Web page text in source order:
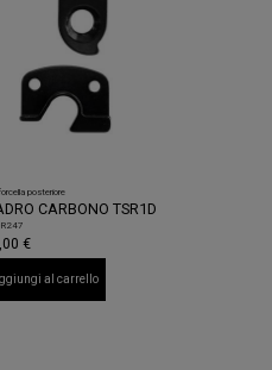
posteriore
CARBONO TSR1D
€
al carrello